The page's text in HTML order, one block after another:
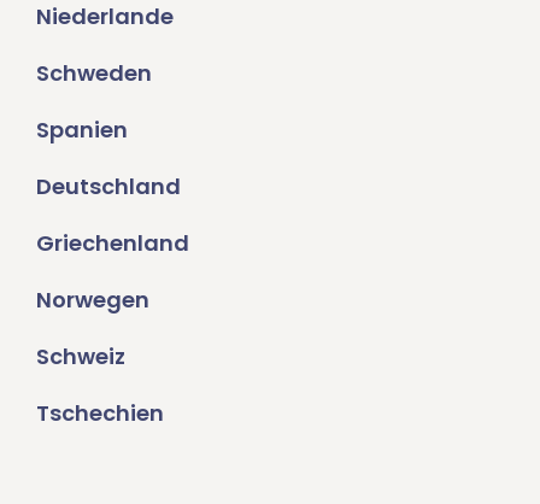
Niederlande
Schweden
Spanien
Deutschland
Griechenland
Norwegen
Schweiz
Tschechien